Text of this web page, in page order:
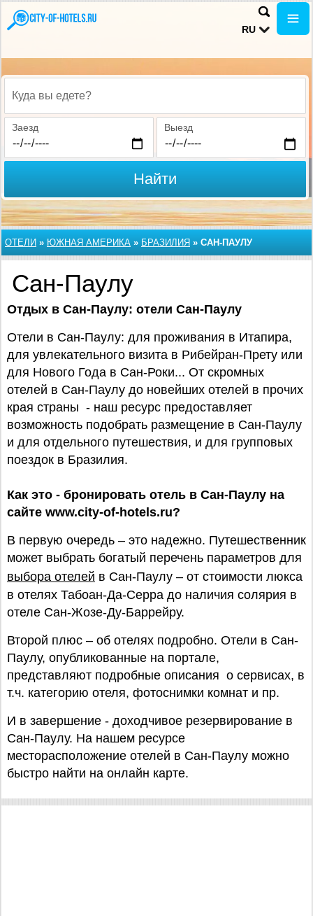
RU
Куда вы едете?
Заезд Выезд
Найти
ОТЕЛИ » ЮЖНАЯ АМЕРИКА » БРАЗИЛИЯ » САН-ПАУЛУ
Сан-Паулу
Отдых в Сан-Паулу: отели Сан-Паулу
Отели в Сан-Паулу: для проживания в Итапира,
для увлекательного визита в Рибейран-Прету или
для Нового Года в Сан-Роки... От скромных
отелей в Сан-Паулу до новейших отелей в прочих
края страны - наш ресурс предоставляет
возможность подобрать размещение в Сан-Паулу
и для отдельного путешествия, и для групповых
поездок в Бразилия.
Как это - бронировать отель в Сан-Паулу на
сайте www.city-of-hotels.ru?
В первую очередь – это надежно. Путешественник
может выбрать богатый перечень параметров для
выбора отелей в Сан-Паулу – от стоимости люкса
в отелях Табоан-Да-Серра до наличия солярия в
отеле Сан-Жозе-Ду-Баррейру.
Второй плюс – об отелях подробно. Отели в Сан-
Паулу, опубликованные на портале,
представляют подробные описания о сервисах, в
т.ч. категорию отеля, фотоснимки комнат и пр.
И в завершение - доходчивое резервирование в
Сан-Паулу. На нашем ресурсе
месторасположение отелей в Сан-Паулу можно
быстро найти на онлайн карте.